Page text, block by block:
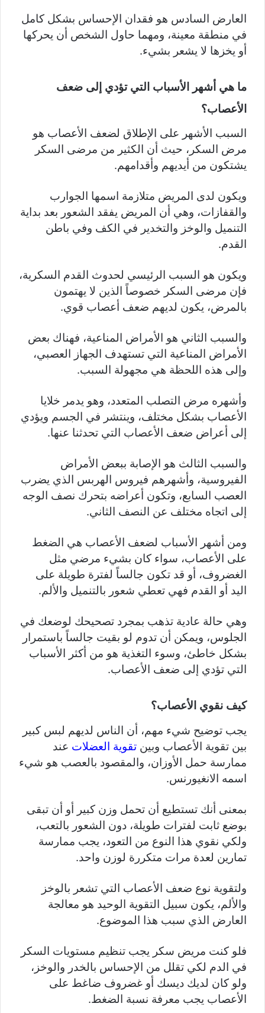
العارض السادس هو فقدان الإحساس بشكل كامل
في منطقة معينة، ومهما حاول الشخص أن يحركها
أو يخزها لا يشعر بشيء.
ما هي أشهر الأسباب التي تؤدي إلى ضعف
الأعصاب؟
السبب الأشهر على الإطلاق لضعف الأعصاب هو
مرض السكر، حيث أن الكثير من مرضى السكر
يشتكون من أيديهم وأقدامهم.
ويكون لدى المريض متلازمة اسمها الجوارب
والقفازات، وهي أن المريض يفقد الشعور بعد بداية
التنميل والوخز والتخدير في الكف وفي باطن
القدم.
ويكون هو السبب الرئيسي لحدوث القدم السكرية،
فإن مرضى السكر خصوصاً الذين لا يهتمون
بالمرض، يكون لديهم ضعف أعصاب قوي.
والسبب الثاني هو الأمراض المناعية، فهناك بعض
الأمراض المناعية التي تستهدف الجهاز العصبي،
وإلى هذه اللحظة هي مجهولة السبب.
وأشهره مرض التصلب المتعدد، وهو يدمر خلايا
الأعصاب بشكل مختلف، وينتشر في الجسم ويؤدي
إلى أعراض ضعف الأعصاب التي تحدثنا عنها.
والسبب الثالث هو الإصابة ببعض الأمراض
الفيروسية، وأشهرهم فيروس الهربس الذي يضرب
العصب السابع، وتكون أعراضه بتحرك نصف الوجه
إلى اتجاه مختلف عن النصف الثاني.
ومن أشهر الأسباب لضعف الأعصاب هي الضغط
على الأعصاب، سواء كان بشيء مرضي مثل
الغضروف، أو قد تكون جالساً لفترة طويلة على
اليد أو القدم فهي تعطي شعور بالتنميل والألم.
وهي حالة عادية تذهب بمجرد تصحيحك لوضعك في
الجلوس، ويمكن أن تدوم لو بقيت جالساً باستمرار
بشكل خاطئ، وسوء التغذية هو من أكثر الأسباب
التي تؤدي إلى ضعف الأعصاب.
كيف نقوي الأعصاب؟
يجب توضيح شيء مهم، أن الناس لديهم لبس كبير
بين تقوية الأعصاب وبين تقوية العضلات عند
ممارسة حمل الأوزان، والمقصود بالعصب هو شيء
اسمه الانغيورنس.
بمعنى أنك تستطيع أن تحمل وزن كبير أو أن تبقى
بوضع ثابت لفترات طويلة، دون الشعور بالتعب،
ولكي نقوي هذا النوع من التعود، يجب ممارسة
تمارين لعدة مرات متكررة لوزن واحد.
ولتقوية نوع ضعف الأعصاب التي تشعر بالوخز
والألم، يكون سبيل التقوية الوحيد هو معالجة
العارض الذي سبب هذا الموضوع.
فلو كنت مريض سكر يجب تنظيم مستويات السكر
في الدم لكي تقلل من الإحساس بالخدر والوخز،
ولو كان لديك ديسك أو غضروف ضاغط على
الأعصاب يجب معرفة نسبة الضغط.